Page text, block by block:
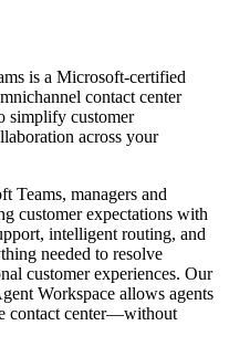
is a Microsoft-certified
contact center
simplify customer
across your
Teams, managers and
customer expectations with
intelligent routing, and
needed to resolve
customer experiences. Our
Workspace allows agents
contact center—without